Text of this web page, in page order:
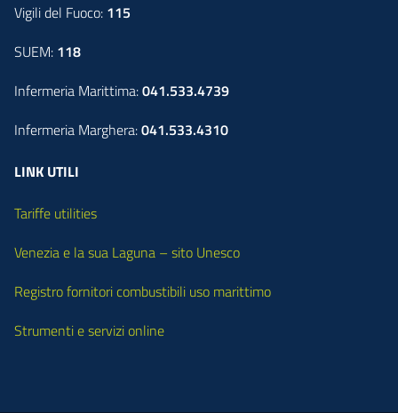
Vigili del Fuoco: 115
SUEM: 118
Infermeria Marittima:041.533.4739
Infermeria Marghera:041.533.4310
LINK UTILI
Tariffe utilities
Venezia e la sua Laguna – sito Unesco
Registro fornitori combustibili uso marittimo
Strumenti e servizi online